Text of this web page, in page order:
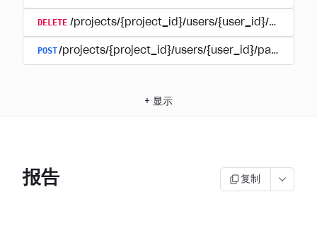
DELETE /projects/{project_id}/users/{user_id}/
POST/projects/{project_id}/users/{user_id}/
+ 显示
报告 复制